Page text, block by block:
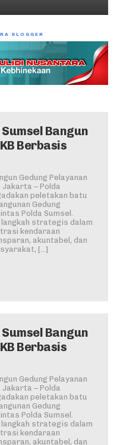
BLOGGER
Bangun
Berbasis
Gedung Pelayanan
– Polda
peletakan batu
Gedung
Polda Sumsel.
langkah strategis dalam
kendaraan
akuntabel, dan
[…]
Bangun
Berbasis
Gedung Pelayanan
– Polda
peletakan batu
Gedung
Polda Sumsel.
langkah strategis dalam
kendaraan
akuntabel, dan